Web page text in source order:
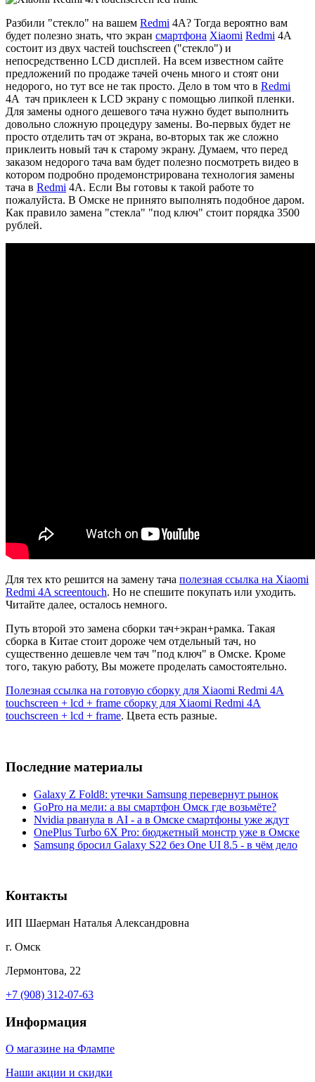
Разбили "стекло" на вашем Redmi 4A? Тогда вероятно вам
будет полезно знать, что экран смартфона Xiaomi Redmi 4A
состоит из двух частей touchscreen ("стекло") и
непосредственно LCD дисплей. На всем известном сайте
предложений по продаже тачей очень много и стоят они
недорого, но тут все не так просто. Дело в том что в Redmi
4A тач приклеен к LCD экрану с помощью липкой пленки.
Для замены одного дешевого тача нужно будет выполнить
довольно сложную процедуру замены. Во-первых будет не
просто отделить тач от экрана, во-вторых так же сложно
приклеить новый тач к старому экрану. Думаем, что перед
заказом недорого тача вам будет полезно посмотреть видео в
котором подробно продемонстрирована технология замены
тача в Redmi 4A. Если Вы готовы к такой работе то
пожалуйста. В Омске не принято выполнять подобное даром.
Как правило замена "стекла" "под ключ" стоит порядка 3500
рублей.
Для тех кто решится на замену тача полезная ссылка на Xiaomi
Redmi 4A screentouch. Но не спешите покупать или уходить.
Читайте далее, осталось немного.
Путь второй это замена сборки тач+экран+рамка. Такая
сборка в Китае стоит дороже чем отдельный тач, но
существенно дешевле чем тач "под ключ" в Омске. Кроме
того, такую работу, Вы можете проделать самостоятельно.
Полезная ссылка на готовую сборку для Xiaomi Redmi 4A
touchscreen + lcd + frame сборку для Xiaomi Redmi 4A
touchscreen + lcd + frame. Цвета есть разные.
Последние материалы
Galaxy Z Fold8: утечки Samsung перевернут рынок
GoPro на мели: а вы смартфон Омск где возьмёте?
Nvidia рванула в AI - а в Омске смартфоны уже ждут
OnePlus Turbo 6X Pro: бюджетный монстр уже в Омске
Samsung бросил Galaxy S22 без One UI 8.5 - в чём дело
Контакты
ИП Шаерман Наталья Александровна
г. Омск
Лермонтова, 22
+7 (908) 312-07-63
Информация
О магазине на Флампе
Наши акции и скидки